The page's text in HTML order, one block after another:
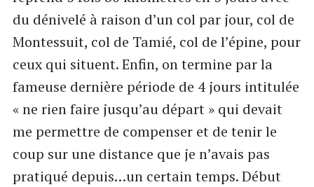
du dénivelé à raison d’un col par jour, col de
Montessuit, col de Tamié, col de l’épine, pour
ceux qui situent. Enfin, on termine par la
fameuse dernière période de 4 jours intitulée
« ne rien faire jusqu’au départ » qui devait
me permettre de compenser et de tenir le
coup sur une distance que je n’avais pas
pratiqué depuis…un certain temps. Début